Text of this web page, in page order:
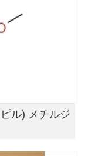
ル) メチルジ